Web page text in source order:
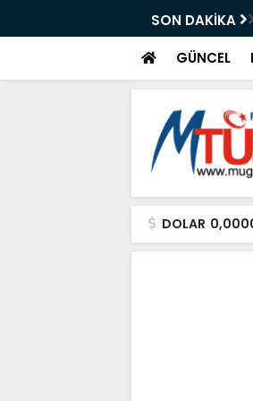
SON DAKİKA
IŞIKHAN'A GÜREŞ DAVETİ
GÜNCEL
DOLAR